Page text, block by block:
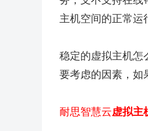
主机空间的正常运
稳定的虚拟主机怎
要考虑的因素，如
耐思智慧云虚拟主